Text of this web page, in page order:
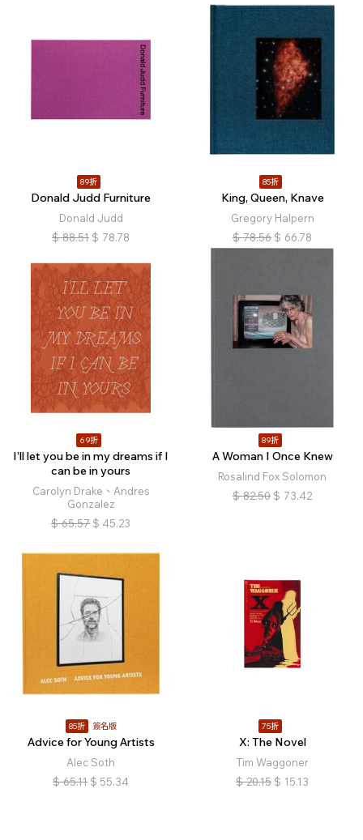
89折
Donald Judd Furniture
Donald Judd
$ 88.51 $ 78.78
85折
King, Queen, Knave
Gregory Halpern
$ 78.56 $ 66.78
69折
I’ll let you be in my dreams if I
can be in yours
Carolyn Drake、Andres
Gonzalez
$ 65.57 $ 45.23
89折
A Woman I Once Knew
Rosalind Fox Solomon
$ 82.50 $ 73.42
85折 簽名版
Advice for Young Artists
Alec Soth
$ 65.11 $ 55.34
75折
X: The Novel
Tim Waggoner
$ 20.15 $ 15.13